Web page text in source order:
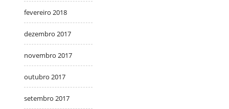
fevereiro 2018
dezembro 2017
novembro 2017
outubro 2017
setembro 2017